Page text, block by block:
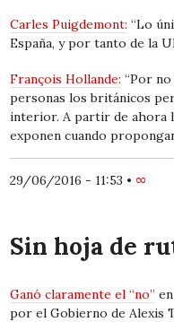
Carles Puigdemont: “Lo
España, y por tanto de la
François Hollande: “Por
personas los británicos
interior. A partir de ahora
exponen cuando
29/06/2016 - 11:53 • ∞
Sin hoja de
Ganó claramente el “no”
por el Gobierno de Alexis